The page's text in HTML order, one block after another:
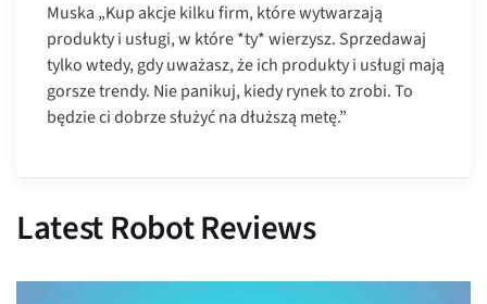
Muska „Kup akcje kilku firm, które wytwarzają
produkty i usługi, w które *ty* wierzysz. Sprzedawaj
tylko wtedy, gdy uważasz, że ich produkty i usługi mają
gorsze trendy. Nie panikuj, kiedy rynek to zrobi. To
będzie ci dobrze służyć na dłuższą metę.”
Latest Robot Reviews